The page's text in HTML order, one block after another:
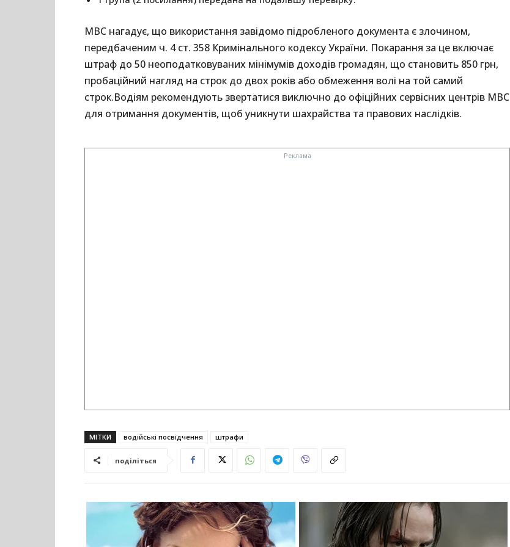
МВС нагадує, що використання завідомо підробленого документа є злочином,
передбаченим ч. 4 ст. 358 Кримінального кодексу України. Покарання за це включає
штраф до 50 неоподатковуваних мінімумів доходів громадян, що становить 850 грн,
пробаційний нагляд на строк до двох років або обмеження волі на той самий
строк.Водіям рекомендують звертатися виключно до офіційних сервісних центрів МВС
для отримання документів, щоб уникнути шахрайства та правових наслідків.
МІТКИ водійські посвідчення штрафи
поділіться